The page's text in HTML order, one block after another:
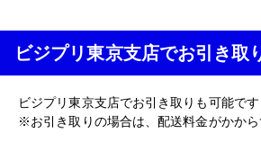
ビジプリ東京支店でお引き取
ビジプリ東京支店でお引き取りも可能です
※お引き取りの場合は、配送料金がかから